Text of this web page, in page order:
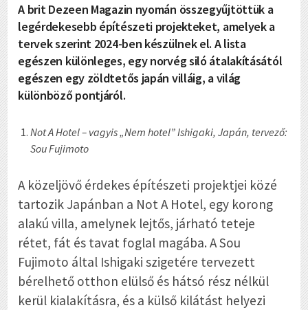
A brit Dezeen Magazin nyomán összegyűjtöttük a
legérdekesebb építészeti projekteket, amelyek a
tervek szerint 2024-ben készülnek el. A lista
egészen különleges, egy norvég siló átalakításától
egészen egy zöldtetős japán villáig, a világ
különböző pontjáról.
Not A Hotel – vagyis „Nem hotel” Ishigaki, Japán, tervező:
Sou Fujimoto
A közeljövő érdekes építészeti projektjei közé
tartozik Japánban a Not A Hotel, egy korong
alakú villa, amelynek lejtős, járható teteje
rétet, fát és tavat foglal magába. A Sou
Fujimoto által Ishigaki szigetére tervezett
bérelhető otthon elülső és hátsó rész nélkül
kerül kialakításra, és a külső kilátást helyezi